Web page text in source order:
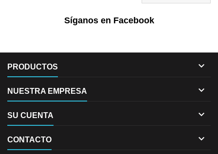
Síganos en Facebook
PRODUCTOS 
NUESTRA EMPRESA 
SU CUENTA 
CONTACTO 